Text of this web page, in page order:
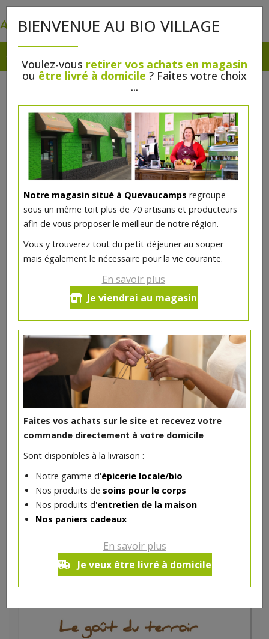
BIENVENUE AU BIO VILLAGE
Voulez-vous retirer vos achats en magasin
ou être livré à domicile ? Faites votre choix
...
Notre magasin situé à Quevaucamps regroupe
sous un même toit plus de 70 artisans et producteurs
afin de vous proposer le meilleur de notre région.
Vous y trouverez tout du petit déjeuner au souper
mais également le nécessaire pour la vie courante.
En savoir plus
Je viendrai au magasin
Faites vos achats sur le site et recevez votre
commande directement à votre domicile
Sont disponibles à la livraison :
Notre gamme d'épicerie locale/bio
Nos produits de soins pour le corps
Nos produits d'entretien de la maison
Nos paniers cadeaux
En savoir plus
Je veux être livré à domicile
Fard multi-usages bio Ficelle mat
Ce produit est indisponible pour le moment.
DANS LA MÊME CATÉGORIE ...
Anti cernes liquide Cannelle bio
AVRIL
10€
Réception souhaitée le